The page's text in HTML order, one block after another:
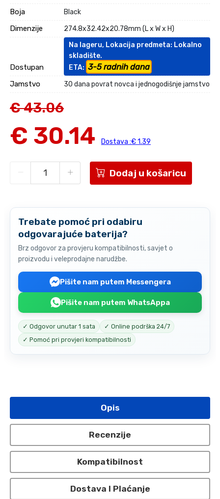
Boja Black
Dimenzije 274.8x32.42x20.78mm (L x W x H)
Dostupan
Na lageru, Lokacija predmeta: Lokalno
skladište.
ETA: 3-5 radnih dana
Jamstvo 30 dana povrat novca i jednogodišnje jamstvo
€ 43.06
€ 30.14 Dostava :€ 1.39
Dodaj u košaricu
Trebate pomoć pri odabiru
odgovarajuće baterija?
Brz odgovor za provjeru kompatibilnosti, savjet o
proizvodu i veleprodajne narudžbe.
Pišite nam putem Messengera
Pišite nam putem WhatsAppa
✓ Odgovor unutar 1 sata
✓ Online podrška 24/7
✓ Pomoć pri provjeri kompatibilnosti
Opis
Recenzije
Kompatibilnost
Dostava I Plaćanje